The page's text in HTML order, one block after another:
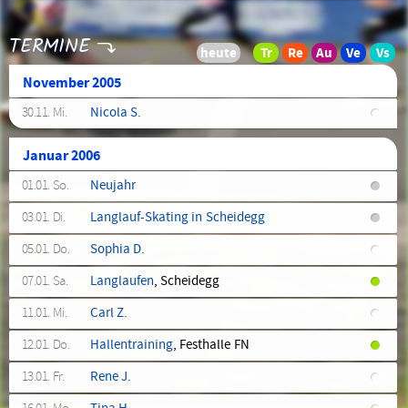
TERMINE
November 2005
30.11. Mi. Nicola S.
Januar 2006
01.01. So.
Neujahr
03.01. Di.
Langlauf-Skating in Scheidegg
05.01. Do.
Sophia D.
07.01. Sa.
Langlaufen, Scheidegg
11.01. Mi.
Carl Z.
12.01. Do.
Hallentraining, Festhalle FN
13.01. Fr.
Rene J.